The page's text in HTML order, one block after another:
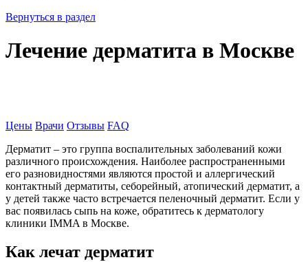
Вернуться в раздел
Лечение дерматита в Москве
Цены Врачи Отзывы FAQ
Дерматит – это группа воспалительных заболеваний кожи
различного происхождения. Наиболее распространенными
его разновидностями являются простой и аллергический
контактный дерматиты, себорейный, атопический дерматит, а
у детей также часто встречается пеленочный дерматит. Если у
вас появилась сыпь на коже, обратитесь к дерматологу
клиники IMMA в Москве.
Как лечат дерматит